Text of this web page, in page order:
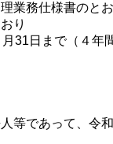
業務仕様書のとお
り
31日まで（４年間
等であって、令